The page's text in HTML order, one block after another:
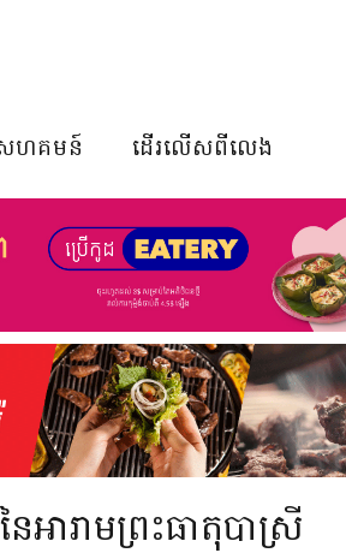
ហគមន៍ ដើរលើសពីលេង
អារាមព្រះធាតុបាស្រី